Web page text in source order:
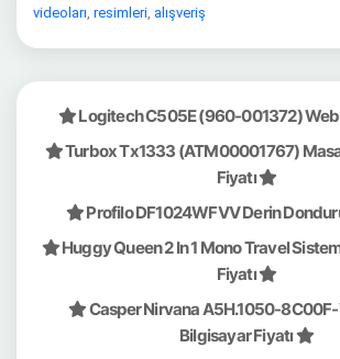
videoları, resimleri, alışveriş
Logitech C505E (960-001372)
Turbox Tx1333 (ATM00001767)
Fiyatı
Profilo DF1024WFVV Derin
Huggy Queen 2 In 1 Mono Travel
Fiyatı
Casper Nirvana A5H.1050-
Bilgisayar Fiyatı